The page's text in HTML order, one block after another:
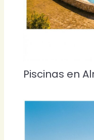
Piscinas en